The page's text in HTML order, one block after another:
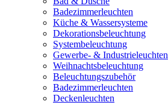
Badezimmerleuchten
Küche & Wassersysteme
Dekorationsbeleuchtung
Systembeleuchtung
Gewerbe- & Industrieleuchten
Weihnachtsbeleuchtung
Beleuchtungszubehör
Badezimmerleuchten
Deckenleuchten